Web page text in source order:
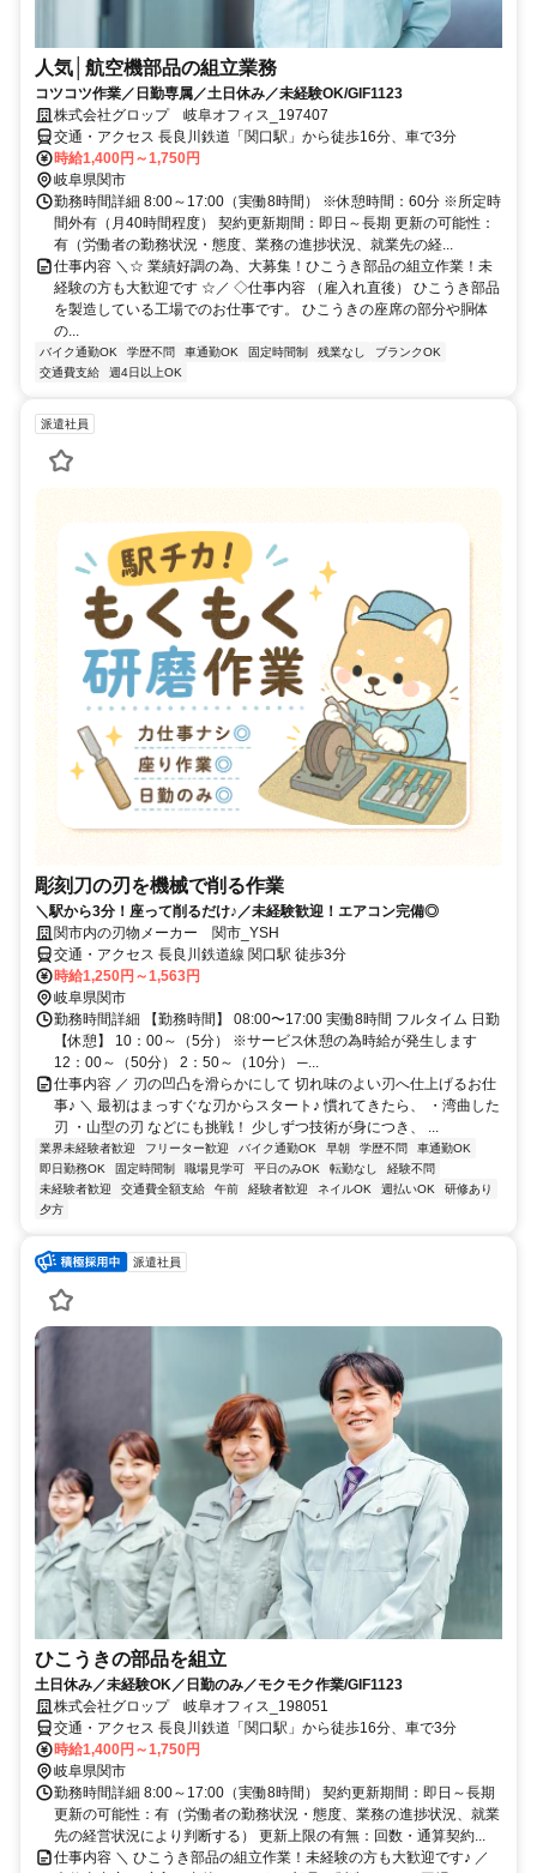
人気│航空機部品の組立業務
コツコツ作業／日勤専属／土日休み／未経験OK/GIF1123
株式会社グロップ 岐阜オフィス_197407
交通・アクセス 長良川鉄道「関口駅」から徒歩16分、車で3分
時給1,400円～1,750円
岐阜県関市
勤務時間詳細 8:00～17:00（実働8時間） ※休憩時間：60分 ※所定時
間外有（月40時間程度） 契約更新期間：即日～長期 更新の可能性：
有（労働者の勤務状況・態度、業務の進捗状況、就業先の経...
仕事内容 ＼☆ 業績好調の為、大募集！ひこうき部品の組立作業！未
経験の方も大歓迎です ☆／ ◇仕事内容 （雇入れ直後） ひこうき部品
を製造している工場でのお仕事です。 ひこうきの座席の部分や胴体
の...
バイク通勤OK 学歴不問 車通勤OK 固定時間制 残業なし
ブランクOK
交通費支給
週4日以上OK
派遣社員
彫刻刀の刃を機械で削る作業
＼駅から3分！座って削るだけ♪／未経験歓迎！エアコン完備◎
関市内の刃物メーカー 関市_YSH
交通・アクセス 長良川鉄道線 関口駅 徒歩3分
時給1,250円～1,563円
岐阜県関市
勤務時間詳細 【勤務時間】 08:00〜17:00 実働8時間 フルタイム 日勤
【休憩】 10：00～（5分） ※サービス休憩の為時給が発生します
12：00～（50分） 2：50～（10分） ─...
仕事内容 ／ 刃の凹凸を滑らかにして 切れ味のよい刃へ仕上げるお仕
事♪ ＼ 最初はまっすぐな刃からスタート♪ 慣れてきたら、 ・湾曲した
刃 ・山型の刃 などにも挑戦！ 少しずつ技術が身につき、 ...
業界未経験者歓迎 フリーター歓迎 バイク通勤OK 早朝 学歴不問
車通勤OK
即日勤務OK
固定時間制 職場見学可 平日のみOK 転勤なし
経験不問
未経験者歓迎
交通費全額支給 午前 経験者歓迎 ネイルOK 週払いOK
研修あり
夕方
派遣社員
ひこうきの部品を組立
土日休み／未経験OK／日勤のみ／モクモク作業/GIF1123
株式会社グロップ 岐阜オフィス_198051
交通・アクセス 長良川鉄道「関口駅」から徒歩16分、車で3分
時給1,400円～1,750円
岐阜県関市
勤務時間詳細 8:00～17:00（実働8時間） 契約更新期間：即日～長期
更新の可能性：有（労働者の勤務状況・態度、業務の進捗状況、就業
先の経営状況により判断する） 更新上限の有無：回数・通算契約...
仕事内容 ＼ ひこうき部品の組立作業！未経験の方も大歓迎です♪ ／